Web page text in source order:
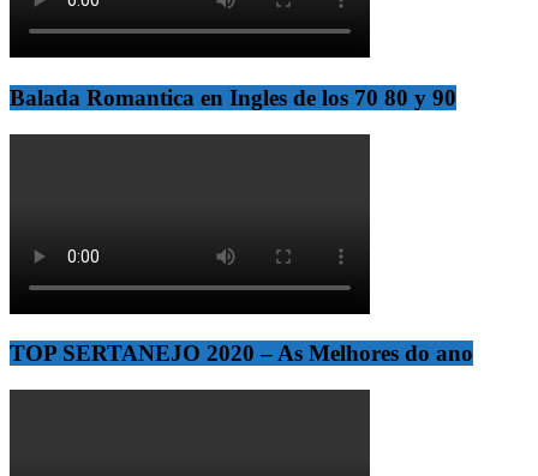
Balada Romantica en Ingles de los 70 80 y 90
TOP SERTANEJO 2020 – As Melhores do ano